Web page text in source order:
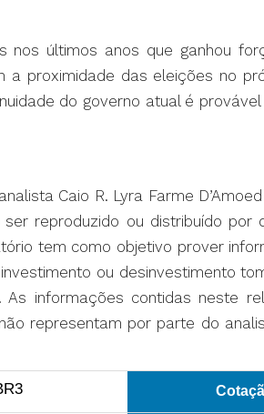
nos últimos anos que ganhou
a proximidade das eleições no
do governo atual é
Caio R. Lyra Farme
reproduzido ou distribuído
tem como objetivo prover
ou desinvestimento
informações contidas neste
representam por parte do